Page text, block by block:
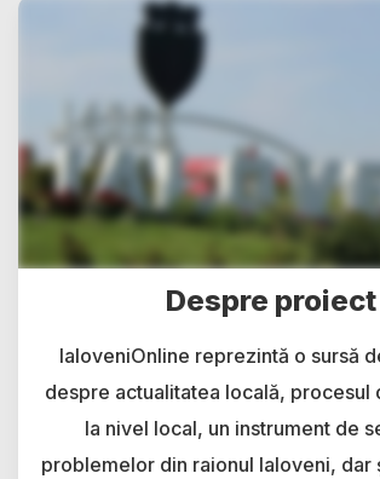
Despre proiect
IaloveniOnline reprezintă o sursă
despre actualitatea locală, procesul
la nivel local, un instrument de
problemelor din raionul Ialoveni, dar